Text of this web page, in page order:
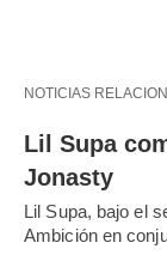
NOTICIAS
Lil Supa
Jonasty
Lil Supa, bajo el
Ambición en